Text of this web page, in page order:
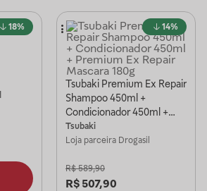
18% 14%
Tsubaki Premium Ex Repair
Shampoo 450ml +
Condicionador 450ml +
Premium Ex Repair
Mascara 180g
Tsubaki
Loja parceira Drogasil
R$ 589,90
R$ 507,90